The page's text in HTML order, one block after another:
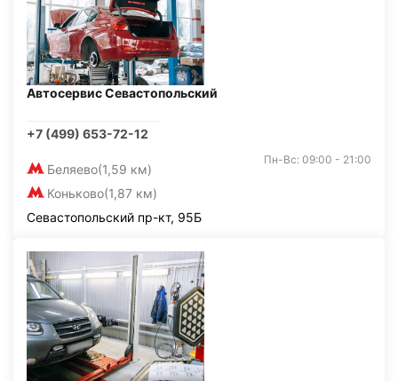
Автосервис Севастопольский
+7 (499) 653-72-12
Беляево(1,59 км)
Коньково(1,87 км)
Пн-Вс: 09:00 - 21:00
Севастопольский пр-кт, 95Б